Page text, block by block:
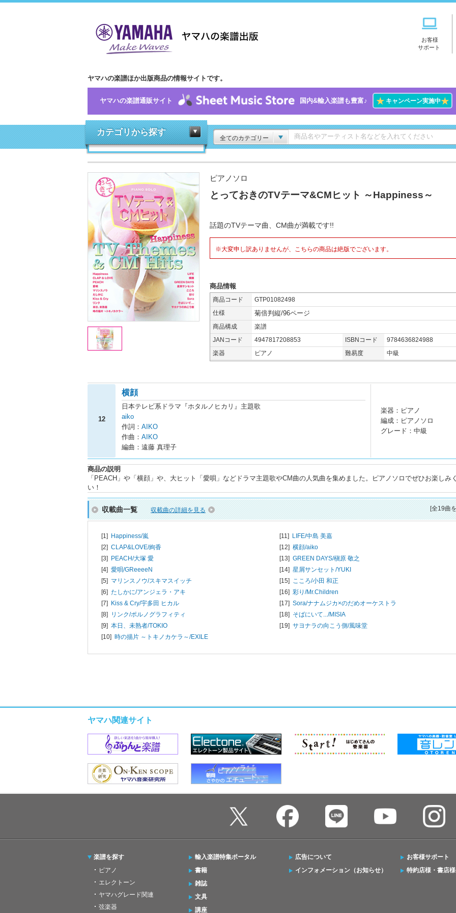
お客様
サポート
ヤマハの楽譜ほか出版商品の情報サイトです。
ヤマハの楽譜通販サイト 国内&輸入楽譜も豊富♪ ★キャンペーン実施中★
カテゴリから探す
全てのカテゴリー
ピアノソロ
とっておきのTVテーマ&CMヒット ～Happiness～
話題のTVテーマ曲、CM曲が満載です!!
※大変申し訳ありませんが、こちらの商品は絶版でございます。
商品情報
商品コード
GTP01082498
仕様
菊倍判縦/96ページ
商品構成
楽譜
JANコード
4947817208853 ISBNコード
9784636824988
楽器
ピアノ 難易度 中級
12
横顔
日本テレビ系ドラマ『ホタルノヒカリ』主題歌
aiko
作詞： AIKO
作曲： AIKO
編曲：遠藤 真理子
楽器：ピアノ
編成：ピアノソロ
グレード：中級
商品の説明
「PEACH」や「横顔」や、大ヒット「愛唄」などドラマ主題歌やCM曲の人気曲を集めました。ピアノソロでぜひお楽しみ
い！
収載曲一覧 収載曲の詳細を見る [全19曲
[1] Happiness/嵐
[2] CLAP&LOVE/絢香
[3] PEACH/大塚 愛
[4] 愛唄/GReeeeN
[5] マリンスノウ/スキマスイッチ
[6] たしかに/アンジェラ・アキ
[7] Kiss & Cry/宇多田 ヒカル
[8] リンク/ポルノグラフィティ
[9] 本日、未熟者/TOKIO
[10] 時の描片 ～トキノカケラ～/EXILE
[11] LIFE/中島 美嘉
[12] 横顔/aiko
[13] GREEN DAYS/槇原 敬之
[14] 星屑サンセット/YUKI
[15] こころ/小田 和正
[16] 彩り/Mr.Children
[17] Sora/ナナムジカ×のだめオーケストラ
[18] そばにいて.../MISIA
[19] サヨナラの向こう側/風味堂
ヤマハ関連サイト
楽譜を探す
ピアノ
エレクトーン
ヤマハグレード関連
弦楽器
輸入楽譜特集ポータル
書籍
雑誌
文具
講座
広告について
インフォメーション（お知らせ）
お客様サポート
特約店様・書店